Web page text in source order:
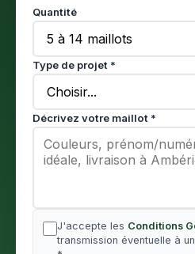
Quantité
Type de projet *
Décrivez votre maillot *
J'accepte les Conditions
transmission éventuelle à